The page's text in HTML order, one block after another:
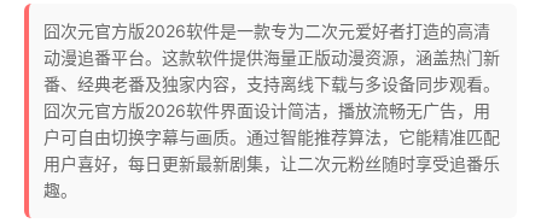
囧次元官方版2026软件是一款专为二次元爱好者打造的高清
动漫追番平台。这款软件提供海量正版动漫资源，涵盖热门新
番、经典老番及独家内容，支持离线下载与多设备同步观看。
囧次元官方版2026软件界面设计简洁，播放流畅无广告，用
户可自由切换字幕与画质。通过智能推荐算法，它能精准匹配
用户喜好，每日更新最新剧集，让二次元粉丝随时享受追番乐
趣。